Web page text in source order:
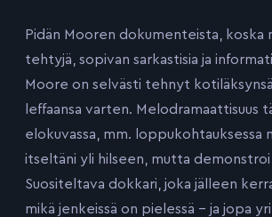
Pidän Mooren dokumenteista, koska
tehtyjä, sopivan sarkastisia ja
Moore on selvästi tehnyt
leffaansa varten. Melodramaattisuus
elokuvassa, mm. loppukohtauksessa
itseltäni yli hilseen, mutta demonstroi
Suositeltava dokkari, joka jälleen
mikä jenkeissä on pielessä – ja jopa